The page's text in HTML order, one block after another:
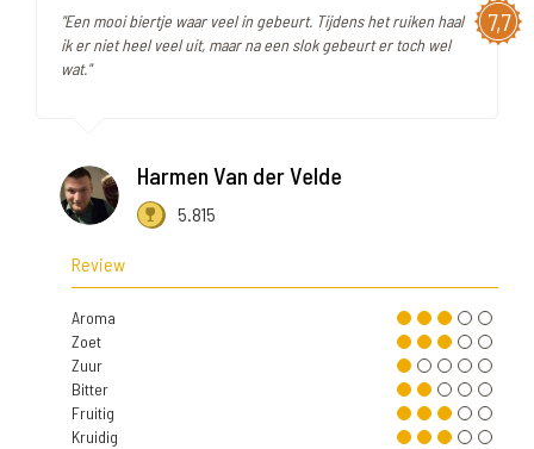
7,7
"Een mooi biertje waar veel in gebeurt. Tijdens het ruiken haal
ik er niet heel veel uit, maar na een slok gebeurt er toch wel
wat."
Harmen Van der Velde
5.815
Review
Aroma
Zoet
Zuur
Bitter
Fruitig
Kruidig